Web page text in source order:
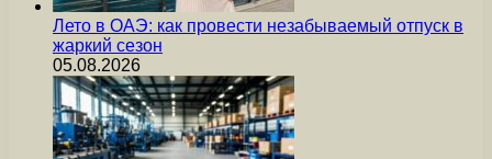
Лето в ОАЭ: как провести незабываемый отпуск в
жаркий сезон
05.08.2026